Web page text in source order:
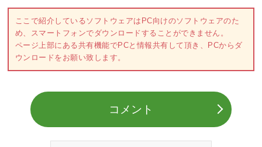
ここで紹介しているソフトウェアはPC向けのソフトウェアのた
め、スマートフォンでダウンロードすることができません。
ページ上部にある共有機能でPCと情報共有して頂き、PCからダ
ウンロードをお願い致します。
コメント